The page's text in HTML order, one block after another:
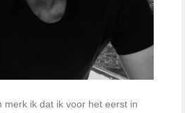
merk ik dat ik voor het eerst in